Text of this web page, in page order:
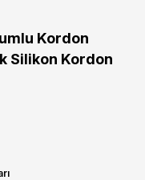
Kordon
Silikon Kordon